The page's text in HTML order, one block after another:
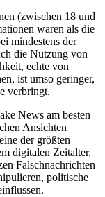
(zwischen 18 und
waren als die
mindestens der
die Nutzung von
echte von
ist umso geringer,
verbringt.
News am besten
Ansichten
der größten
digitalen Zeitalter.
Falschnachrichten
politische